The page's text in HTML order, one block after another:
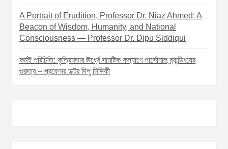
A Portrait of Erudition, Professor Dr. Niaz Ahmed: A
Beacon of Wisdom, Humanity, and National
Consciousness — Professor Dr. Dipu Siddiqui
কর্মই পরিচিতি: কৃত্রিমতার ঊর্ধ্বে সামষ্টিক কল্যাণে পার্সোনাল ব্র্যান্ডিংয়ের
গুরুত্ব – প্রফেসর ডক্টর দিপু সিদ্দিকী